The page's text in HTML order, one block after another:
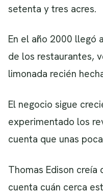
setenta y tres acres.
En el año 2000 llegó
de los restaurantes,
limonada recién
El negocio sigue
experimentado los
cuenta que unas
Thomas Edison
cuenta cuán cerca